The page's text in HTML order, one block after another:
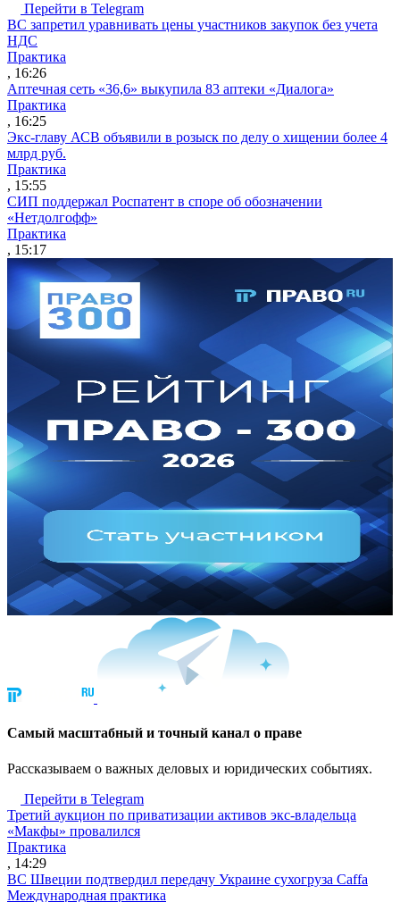
Перейти в Telegram
ВС запретил уравнивать цены участников закупок без учета
НДС
Практика
, 16:26
Аптечная сеть «36,6» выкупила 83 аптеки «Диалога»
Практика
, 16:25
Экс-главу АСВ объявили в розыск по делу о хищении более 4
млрд руб.
Практика
, 15:55
СИП поддержал Роспатент в споре об обозначении
«Нетдолгофф»
Практика
, 15:17
Cамый масштабный и точный канал о праве
Рассказываем о важных деловых и юридических событиях.
Перейти в Telegram
Третий аукцион по приватизации активов экс-владельца
«Макфы» провалился
Практика
, 14:29
ВС Швеции подтвердил передачу Украине сухогруза Caffa
Международная практика